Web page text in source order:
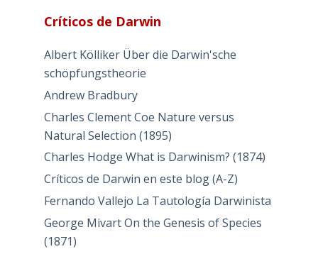
Críticos de Darwin
Albert Kölliker Über die Darwin'sche
schöpfungstheorie
Andrew Bradbury
Charles Clement Coe Nature versus
Natural Selection (1895)
Charles Hodge What is Darwinism? (1874)
Críticos de Darwin en este blog (A-Z)
Fernando Vallejo La Tautología Darwinista
George Mivart On the Genesis of Species
(1871)